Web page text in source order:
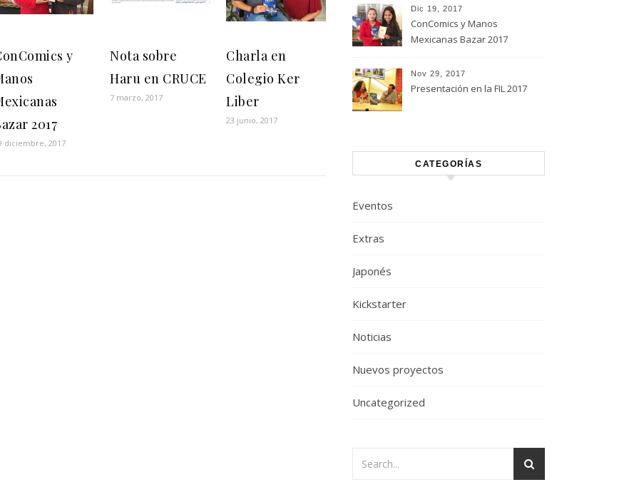
y
2017
diciembre, 2017
Nota sobre
Haru en CRUCE
7 marzo, 2017
Charla en
Colegio Ker
Liber
23 junio, 2017
Dic 19, 2017
ConComics y Manos
Mexicanas Bazar 2017
Nov 29, 2017
Presentación en la FIL 2017
CATEGORÍAS
Eventos
Extras
Japonés
Kickstarter
Noticias
Nuevos proyectos
Uncategorized